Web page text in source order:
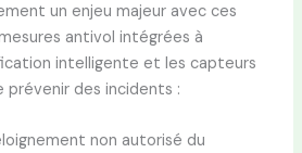
un enjeu majeur avec ces
antivol intégrées à
intelligente et les capteurs
des incidents :
non autorisé du